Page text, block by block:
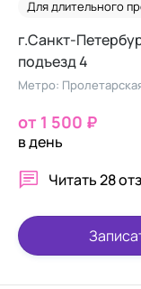
Для длительного
г.Санкт-
подъезд 4
Метро:
от 1 500 ₽
в день
Читать28